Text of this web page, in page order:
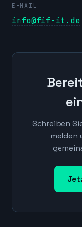
E-MAIL
info@fif-it.de
Schreiben
melden